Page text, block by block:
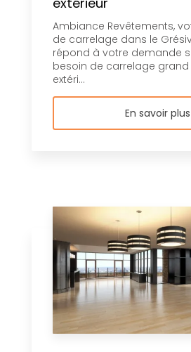
Ambiance Revêtements,
de carrelage dans le
répond à votre demande
besoin de carrelage
extéri...
En savoir plus